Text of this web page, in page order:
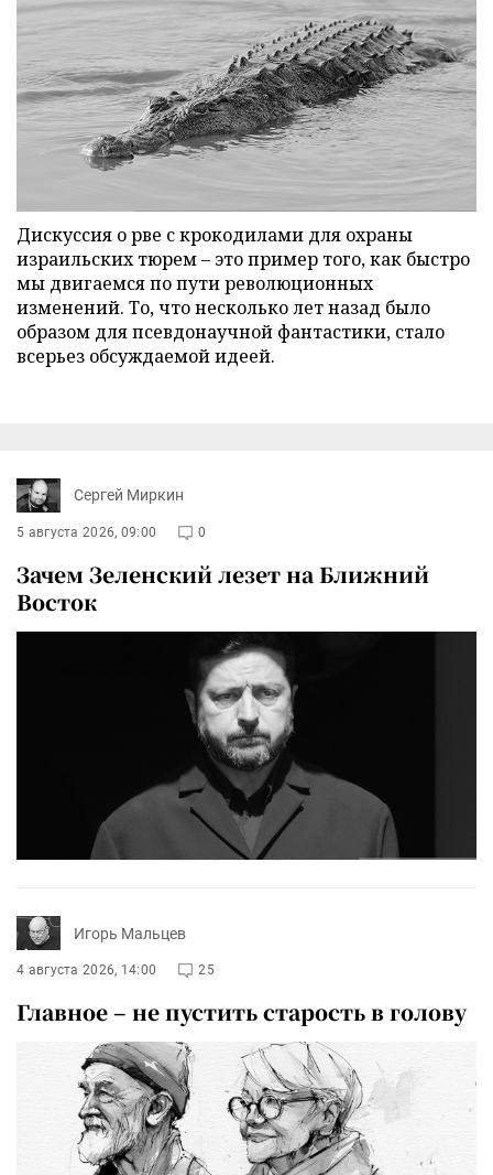
Дискуссия о рве с крокодилами для охраны
израильских тюрем – это пример того, как быстро
мы двигаемся по пути революционных
изменений. То, что несколько лет назад было
образом для псевдонаучной фантастики, стало
всерьез обсуждаемой идеей.
Сергей Миркин
5 августа 2026, 09:00 0
Зачем Зеленский лезет на Ближний
Восток
Игорь Мальцев
4 августа 2026, 14:00 25
Главное – не пустить старость в голову